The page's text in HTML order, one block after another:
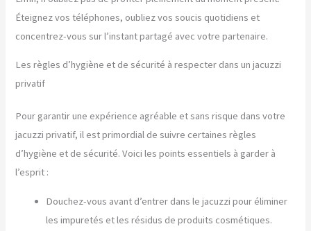
Éteignez vos téléphones, oubliez vos soucis quotidiens et
concentrez-vous sur l’instant partagé avec votre partenaire.
Les règles d’hygiène et de sécurité à respecter dans un jacuzzi
privatif
Pour garantir une expérience agréable et sans risque dans votre
jacuzzi privatif, il est primordial de suivre certaines règles
d’hygiène et de sécurité. Voici les points essentiels à garder à
l’esprit :
Douchez-vous avant d’entrer dans le jacuzzi pour éliminer
les impuretés et les résidus de produits cosmétiques.